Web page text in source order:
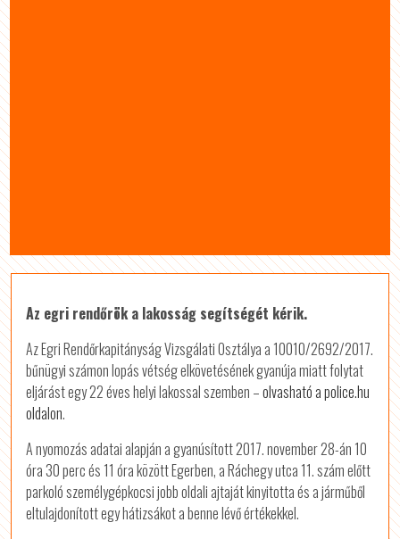
Az egri rendőrök a lakosság segítségét kérik.
Az Egri Rendőrkapitányság Vizsgálati Osztálya a 10010/2692/2017.
bűnügyi számon lopás vétség elkövetésének gyanúja miatt folytat
eljárást egy 22 éves helyi lakossal szemben –olvasható a police.hu
oldalon.
A nyomozás adatai alapján a gyanúsított 2017. november 28-án 10
óra 30 perc és 11 óra között Egerben, a Ráchegy utca 11. szám előtt
parkoló személygépkocsi jobb oldali ajtaját kinyitotta és a járműből
eltulajdonított egy hátizsákot a benne lévő értékekkel.